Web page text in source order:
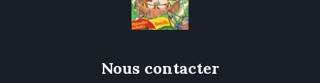
Nous contacter